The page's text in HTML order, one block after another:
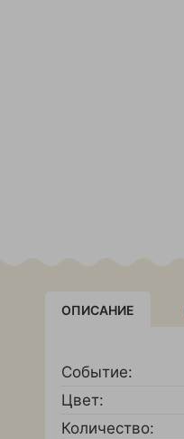
ОПИСАНИЕ
Событие:
Цвет:
Количество: